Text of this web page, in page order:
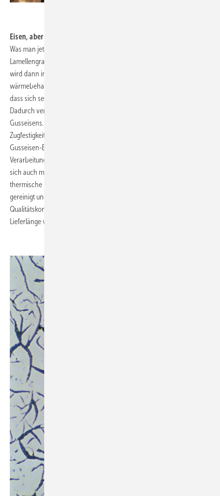
Eisen, aber echt weich
Was man jetzt erzeugt hat, ist ein Rohr aus Gusseisen mit
Lamellengraphit, Sorte EN-GJL-150 nach DIN EN 1561 [1]. Dieses Rohr
wird dann in einem Glühofen bei einer Temperatur von 950 °C gezielt
wärmebehandelt. Die thermische Nachbehandlung hat zur Folge,
dass sich sehr kleine, rosettenförmige Graphitlamellen ausbilden.
Dadurch verbessern sich die mechanischen Eigenschaften des
Gusseisens. Eigenspannungen im Material werden abgebaut und die
Zugfestigkeit nimmt zu. Ferner bekommt das Rohr so eine weiche
Gusseisen-Brinellhärte von etwa 210. Und das ist für die spätere
Verarbeitung auf der Baustelle wichtig. Rohre mit dieser Härte lassen
sich auch mit stromlosen Gussrohrschneidern gut ablängen. Ist die
thermische Nachbehandlung abgeschlossen, wird der Rohrrohling
gereinigt und innen geschliffen. Es folgen eine mechanische
Qualitätskontrolle und der genaue Zuschnitt auf die baustellenübliche
Lieferlänge von drei Metern.